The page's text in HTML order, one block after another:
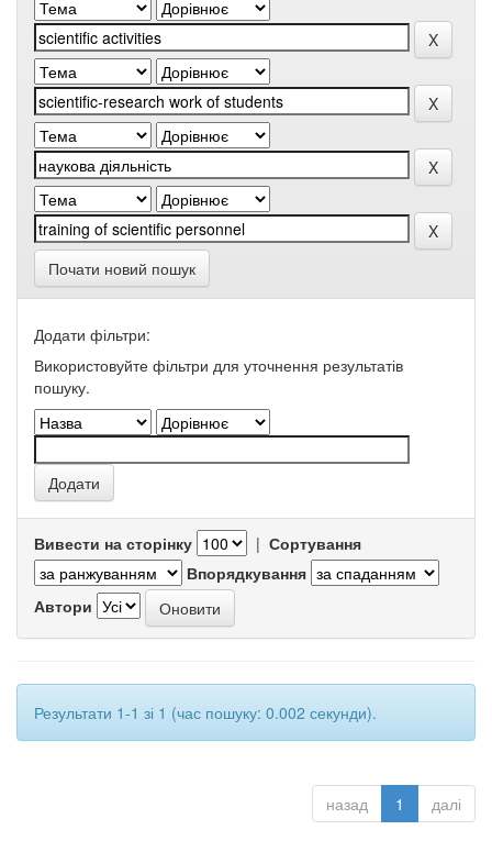
Почати новий пошук
Додати фільтри:
Використовуйте фільтри для уточнення результатів
пошуку.
Вивести на сторінку | Сортування
Впорядкування
Автори
Результати 1-1 зі 1 (час пошуку: 0.002 секунди).
назад 1 далі